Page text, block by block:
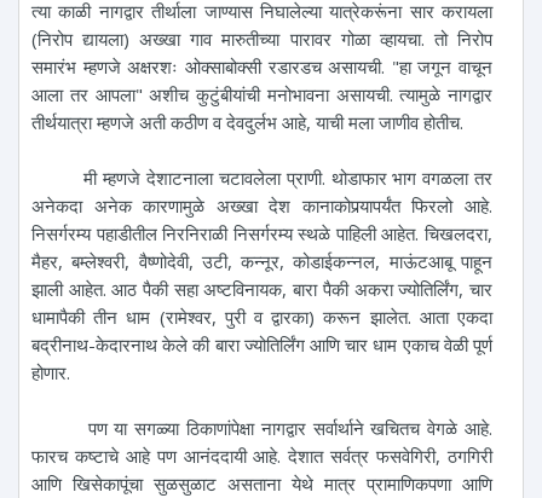
त्या काळी नागद्वार तीर्थाला जाण्यास निघालेल्या यात्रेकरूंना सार करायला
(निरोप द्यायला) अख्खा गाव मारुतीच्या पारावर गोळा व्हायचा. तो निरोप
समारंभ म्हणजे अक्षरशः ओक्साबोक्सी रडारडच असायची. "हा जगून वाचून
आला तर आपला" अशीच कुटुंबीयांची मनोभावना असायची. त्यामुळे नागद्वार
तीर्थयात्रा म्हणजे अती कठीण व देवदुर्लभ आहे, याची मला जाणीव होतीच.
मी म्हणजे देशाटनाला चटावलेला प्राणी. थोडाफार भाग वगळला तर
अनेकदा अनेक कारणामुळे अख्खा देश कानाकोपर्‍यापर्यंत फिरलो आहे.
निसर्गरम्य पहाडीतील निरनिराळी निसर्गरम्य स्थळे पाहिली आहेत. चिखलदरा,
मैहर, बम्लेश्वरी, वैष्णोदेवी, उटी, कन्नूर, कोडाईकन्नल, माऊंटआबू पाहून
झाली आहेत. आठ पैकी सहा अष्टविनायक, बारा पैकी अकरा ज्योतिर्लिंग, चार
धामापैकी तीन धाम (रामेश्वर, पुरी व द्वारका) करून झालेत. आता एकदा
बद्रीनाथ-केदारनाथ केले की बारा ज्योतिर्लिंग आणि चार धाम एकाच वेळी पूर्ण
होणार.
पण या सगळ्या ठिकाणांपेक्षा नागद्वार सर्वार्थाने खचितच वेगळे आहे.
फारच कष्टाचे आहे पण आनंददायी आहे. देशात सर्वत्र फसवेगिरी, ठगगिरी
आणि खिसेकापूंचा सुळसुळाट असताना येथे मात्र प्रामाणिकपणा आणि